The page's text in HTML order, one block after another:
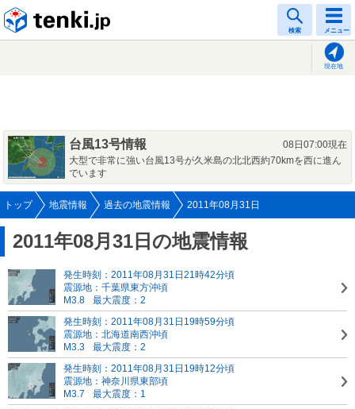
検索 メニュー
現在地
台風13号情報
08日07:00現在
大型で非常に強い台風13号が久米島の北北西約70kmを西に進ん
でいます
トップ 地震情報 過去の地震情報 2011年08月31日
2011年08月31日の地震情報
発生時刻：2011年08月31日21時42分頃
震源地：千葉県東方沖頃
M3.8
最大震度：2
発生時刻：2011年08月31日19時59分頃
震源地：北海道南西沖頃
M3.3
最大震度：2
発生時刻：2011年08月31日19時12分頃
震源地：神奈川県東部頃
M3.7
最大震度：1